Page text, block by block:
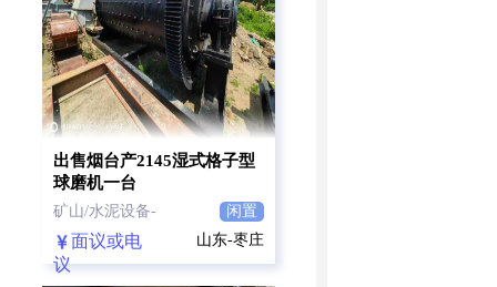
出售烟台产2145湿式格子型
球磨机一台
矿山/水泥设备- 闲置
面议或电
议
山东-枣庄